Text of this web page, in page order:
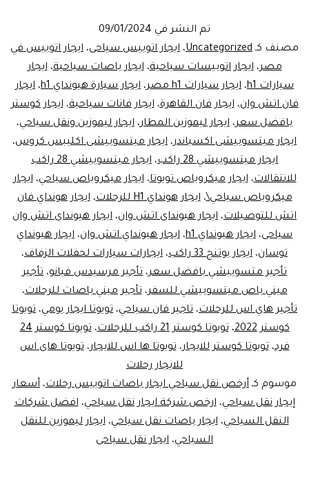
للنقل
السياحي:
خيارات
فاخرة
لتجربة
سفر
مميزة
تم النشر في 09/01/2024
مصنف كـ Uncategorized، ايجار اتوبيس سياحى، ايجار اتوبيس في
مصر،ايجار اتوبيسات سياحية،ايجار باصات سياحية،ايجار
سيارات h1
، ايجار سيارات h1 مصر ، ايجار سيارة هيونداي h1 ، ايجار
فان اتش وان،ايجار فان القاهرة،ايجار فانات سياحية،ايجار كوستر
بافضل سعر، ايجار ليموزين المطار، ايجار ليموزين ونقل سياحي،
ايجار ميتسوبيشى اكسباندر، ايجار ميتسوبيشى اكليبس كروس،
ايجار ميتسوبيشي 28 راكب
،
ايجار ميتسوبيشي 28 راكب
للانتقالات،ايجار ميكروباص تويوتا،ايجار ميكروباص سياحي،ايجار
ميكروباص سياحي\،ايجار هونداي H1 للرحلات ،ايجار هونداي فان
اتش للتوصيلات، ايجار هيونداى اتش وان، ايجار هيونداى اتش وان
سياحى، ايجار هيونداي h1 ، ايجار هيونداي اتش وان، ايجار هيونداي
توسان، ايجار يوتنج 33 راكب ، ايجارات سيارات لحفلات الزفاف،
تأجير متسوبيشي بافضل سعر، تأجير مرسيدس فيانو، تأجير
ميني باص ميتسوبيشي للسفر،تأجير ميني باصات للرحلات،
تأجير هاي اس للرحلات، تاجير فان سياحي، تويوتا ايجار يومي، تويوتا
كوستر 2022
،تويوتا كوستر 21 راكب للرحلات ،
تويوتا كوستر 24
فرد،تويوتا كوستر للايجار،تويوتا ها اس للايجار،تويوتا هاى اس
للايجار رحلات
موسوم كـ أرخص نقل سياحي ايجار باصات اتوبيس رحلات، أسعار
إيجار نقل سياحي،ارخص شركة ايجار نقل سياحي،افضل شركات
النقل السياحي،ايجار باصات نقل سياحي،ايجار ليموزين للنقل
السياحي، ايجار نقل سياحى